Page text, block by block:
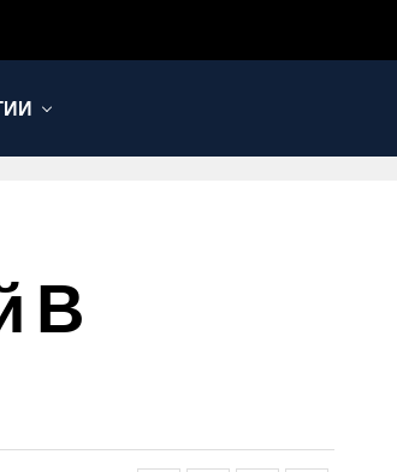
В